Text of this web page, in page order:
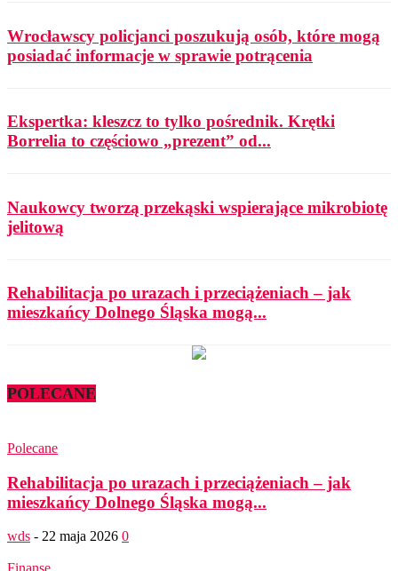
Wrocławscy policjanci poszukują osób, które mogą
posiadać informacje w sprawie potrącenia
Ekspertka: kleszcz to tylko pośrednik. Krętki
Borrelia to częściowo „prezent” od...
Naukowcy tworzą przekąski wspierające mikrobiotę
jelitową
Rehabilitacja po urazach i przeciążeniach – jak
mieszkańcy Dolnego Śląska mogą...
POLECANE
Polecane
Rehabilitacja po urazach i przeciążeniach – jak
mieszkańcy Dolnego Śląska mogą...
wds - 22 maja 2026 0